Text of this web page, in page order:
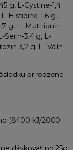
g, L-Cystine-1,4
Histidine-1,6 g, L-
g, L- Methionín-
Serin-3,4 g, L-
3,2 g, L- Valín-
prirodzene
(8400 kJ/2000
dávkovať po 25g